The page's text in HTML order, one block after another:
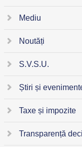
Mediu
Noutăți
S.V.S.U.
Știri și
Taxe și impozite
Transparență